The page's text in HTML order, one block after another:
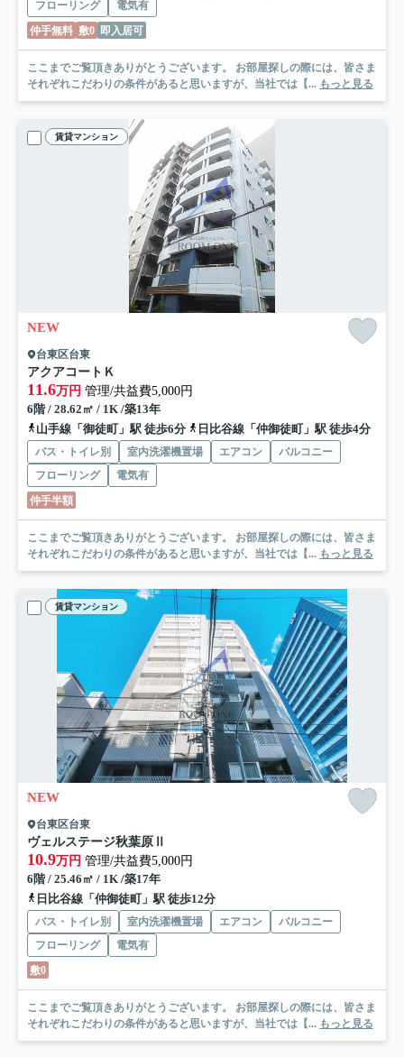
フローリング
電気有
仲手無料 敷0 即入居可
ここまでご覧頂きありがとうございます。 お部屋探しの際には、皆さま
それぞれこだわりの条件があると思いますが、当社では【... もっと見る
賃貸マンション
NEW
台東区台東
アクアコートＫ
11.6万円 管理/共益費5,000円
6階 / 28.62㎡ / 1K /築13年
山手線「御徒町」駅 徒歩6分
日比谷線「仲御徒町」駅 徒歩4分
バス・トイレ別 室内洗濯機置場 エアコン
バルコニー
フローリング
電気有
仲手半額
ここまでご覧頂きありがとうございます。 お部屋探しの際には、皆さま
それぞれこだわりの条件があると思いますが、当社では【... もっと見る
賃貸マンション
NEW
台東区台東
ヴェルステージ秋葉原Ⅱ
10.9万円 管理/共益費5,000円
6階 / 25.46㎡ / 1K /築17年
日比谷線「仲御徒町」駅 徒歩12分
バス・トイレ別 室内洗濯機置場 エアコン
バルコニー
フローリング
電気有
敷0
ここまでご覧頂きありがとうございます。 お部屋探しの際には、皆さま
それぞれこだわりの条件があると思いますが、当社では【... もっと見る